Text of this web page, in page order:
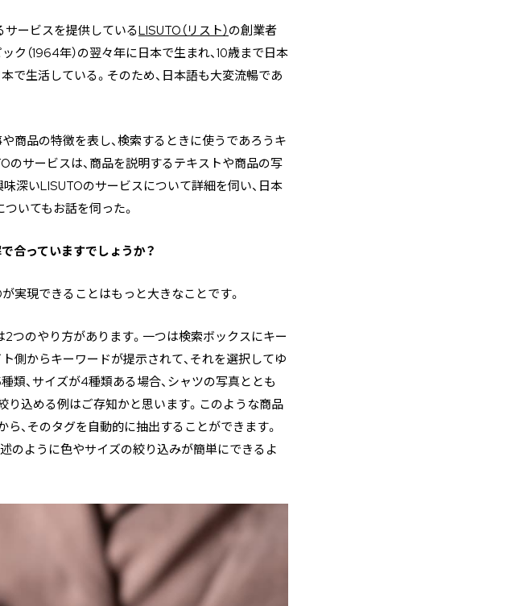
サービスを提供しているLISUTO（リスト）の創業者
（1964年）の翌々年に日本で生まれ、10歳まで日本
で生活している。そのため、日本語も大変流暢であ
商品の特徴を表し、検索するときに使うであろうキ
のサービスは、商品を説明するテキストや商品の写
深いLISUTOのサービスについて詳細を伺い、日本
いてもお話を伺った。
合っていますでしょうか？
実現できることはもっと大きなことです。
つのやり方があります。一つは検索ボックスにキー
側からキーワードが提示されて、それを選択してゆ
類、サイズが4種類ある場合、シャツの写真ととも
り込める例はご存知かと思います。このような商品
、そのタグを自動的に抽出することができます。
のように色やサイズの絞り込みが簡単にできるよ